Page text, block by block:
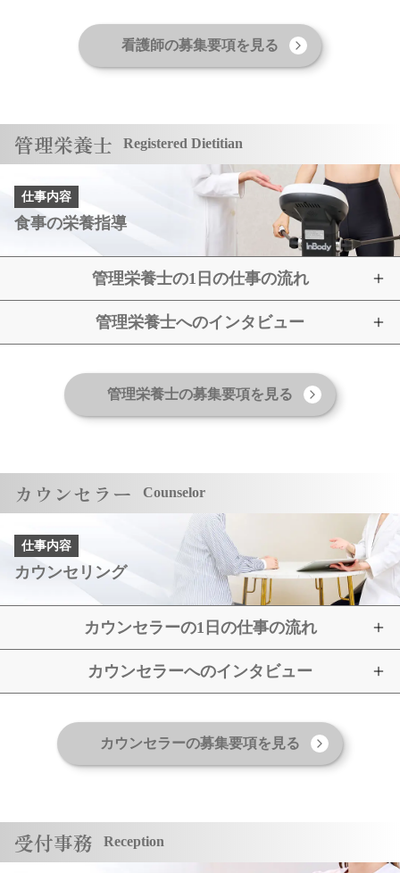
看護師の募集要項を見る
管理栄養士 Registered Dietitian
仕事内容
食事の栄養指導
管理栄養士の1日の仕事の流れ
管理栄養士へのインタビュー
管理栄養士の募集要項を見る
カウンセラー Counselor
仕事内容
カウンセリング
カウンセラーの1日の仕事の流れ
カウンセラーへのインタビュー
カウンセラーの募集要項を見る
受付事務 Reception